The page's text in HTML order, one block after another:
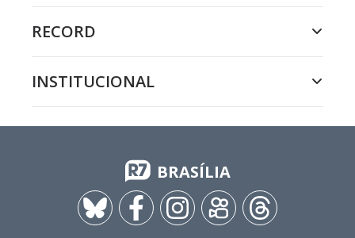
RECORD
INSTITUCIONAL
BRASÍLIA